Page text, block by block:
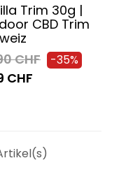
Trim 30g |
CBD Trim
CHF
-35%
CHF